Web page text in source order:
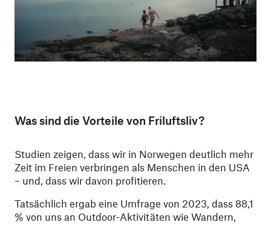
Was sind die Vorteile von Friluftsliv?
Studien zeigen, dass wir in Norwegen deutlich mehr
Zeit im Freien verbringen als Menschen in den USA
– und, dass wir davon profitieren.
Tatsächlich ergab eine Umfrage von 2023, dass 88,1
% von uns an Outdoor-Aktivitäten wie Wandern,